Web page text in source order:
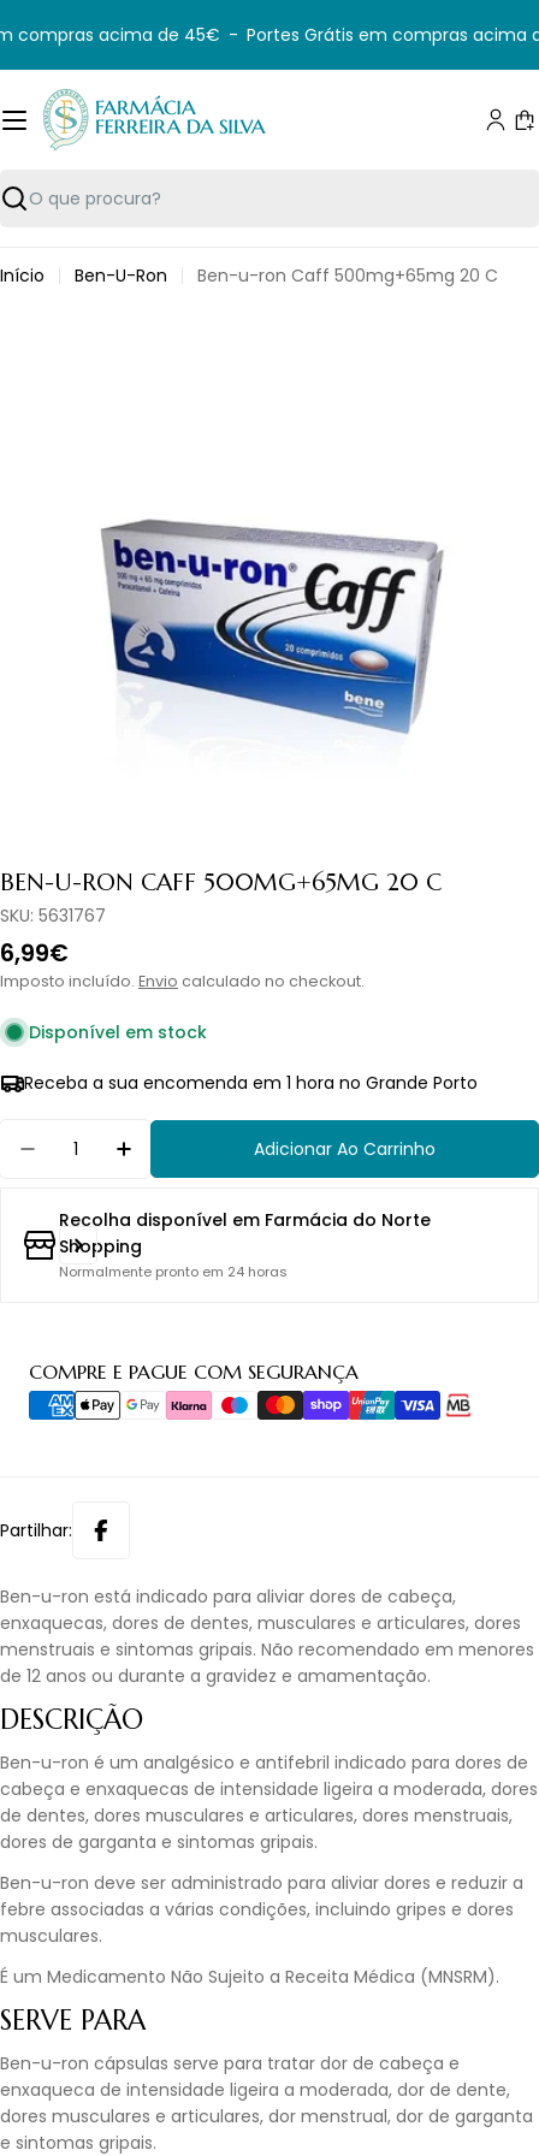
para
o
conteúdo
compras acima de 45€ Portes Grátis em compras acima
Pesquisar
Início Ben-U-Ron
Ben-u-ron Caff 500mg+65mg 20 C
media 0 em modal
BEN-U-RON CAFF 500MG+65MG 20 C
SKU: 5631767
Preço
normal
6,99€
Imposto incluído. Envio calculado no checkout.
Disponível em stock
Receba a sua encomenda em 1 hora no Grande Porto
Diminuir Quantidade Para Ben-U-Ron Caff
Aumentar Quantidade Para Ben-U-
Adicionar Ao Carrinho
Recolha disponível em Farmácia do Norte
Shopping
Normalmente pronto em 24 horas
COMPRE E PAGUE COM SEGURANÇA
Métodos
de
pagamento
Partilhar:
Ben-u-ron está indicado para aliviar dores de cabeça,
enxaquecas, dores de dentes, musculares e articulares, dores
menstruais e sintomas gripais. Não recomendado em menores
de 12 anos ou durante a gravidez e amamentação.
DESCRIÇÃO
Ben-u-ron é um analgésico e antifebril indicado para dores de
cabeça e enxaquecas de intensidade ligeira a moderada, dores
de dentes, dores musculares e articulares, dores menstruais,
dores de garganta e sintomas gripais.
Ben-u-ron deve ser administrado para aliviar dores e reduzir a
febre associadas a várias condições, incluindo gripes e dores
musculares.
É um Medicamento Não Sujeito a Receita Médica (MNSRM).
SERVE PARA
Ben-u-ron cápsulas serve para tratar dor de cabeça e
enxaqueca de intensidade ligeira a moderada, dor de dente,
dores musculares e articulares, dor menstrual, dor de garganta
e sintomas gripais.